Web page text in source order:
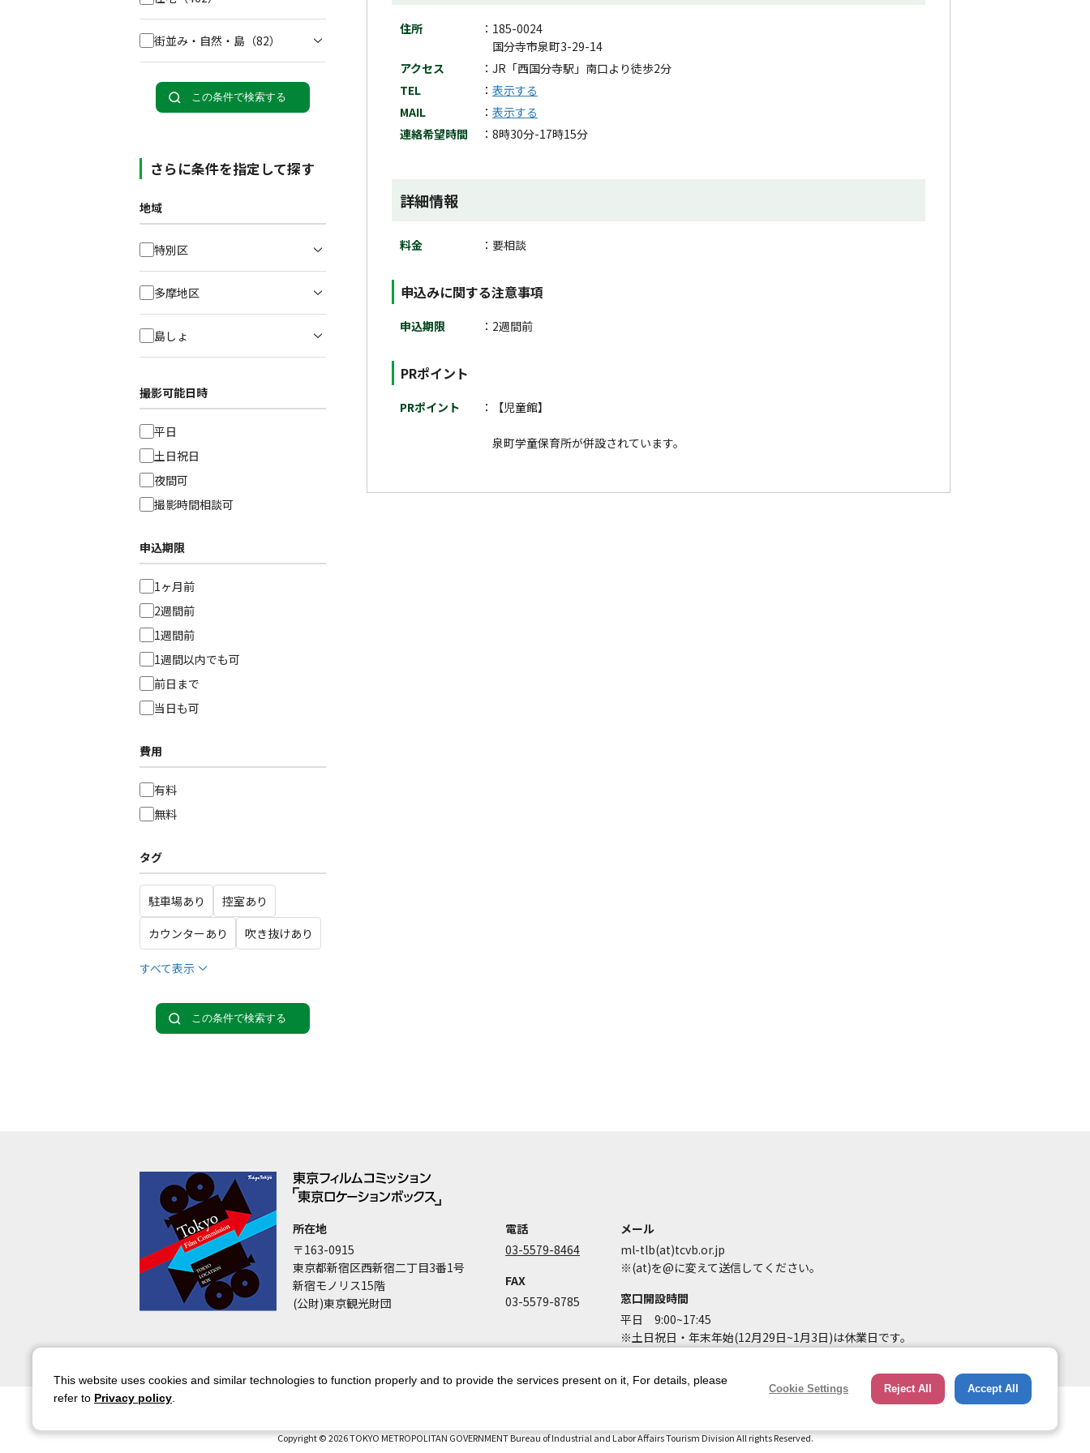
住所
185-0024
国分寺市泉町3-29-14
アクセス
JR「西国分寺駅」南口より徒歩2分
TEL
表示する
MAIL
表示する
連絡希望時間
8時30分-17時15分
詳細情報
料金 要相談
申込みに関する注意事項
申込期限 2週間前
PRポイント
PRポイント 【児童館】
泉町学童保育所が併設されています。
街並み・自然・島 （82）
この条件で検索する
さらに条件を指定して探す
地域
特別区
多摩地区
島しょ
撮影可能日時
平日
土日祝日
夜間可
撮影時間相談可
申込期限
1ヶ月前
2週間前
1週間前
1週間以内でも可
前日まで
当日も可
費用
有料
無料
タグ
駐車場あり
控室あり
カウンターあり
吹き抜けあり
すべて表示
この条件で検索する
所在地
〒163-0915
東京都新宿区西新宿二丁目3番1号
新宿モノリス15階
(公財)東京観光財団
電話
03-5579-8464
FAX
03-5579-8785
メール
ml-tlb(at)tcvb.or.jp
※(at)を@に変えて送信してください。
窓口開設時間
平日 9:00~17:45
※土日祝日・年末年始(12月29日~1月3日)は休業日です。
Copyright © 2026 TOKYO METROPOLITAN GOVERNMENT Bureau of Industrial and Labor Affairs Tourism Division All rights Reserved.
This website uses cookies and similar technologies to function properly and to provide the services present on it, For details, please
refer to Privacy policy
Cookie Settings Reject All Accept All